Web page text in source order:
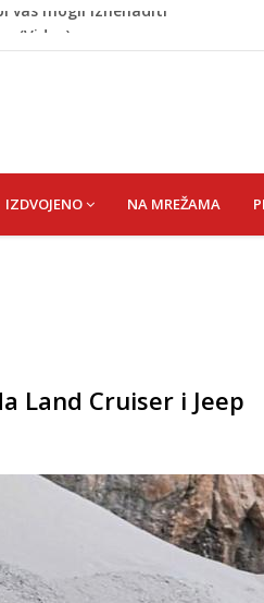
(Video)
deblokade Unsko-sanskog
spriječili veću
vas mogli iznenaditi
IZDVOJENO NA MREŽAMA
Land Cruiser i Jeep